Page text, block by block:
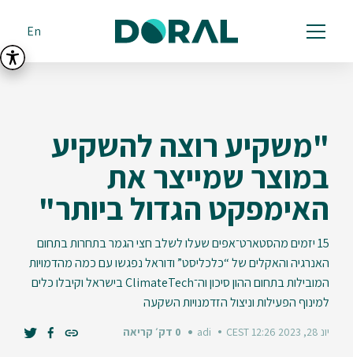
En
"משקיע רוצה להשקיע
במוצר שמייצר את
האימפקט הגדול ביותר"
15 יזמים מהסטארט־אפים שעלו לשלב חצי הגמר בתחרות בתחום
האנרגיה והאקלים של “כלכליסט” ודוראל נפגשו עם כמה מהדמויות
המובילות בתחום ההון סיכון וה־ClimateTech בישראל וקיבלו כלים
למינוף הפעילות וניצול הזדמנויות השקעה
יונ 28, 2023 12:26 CEST